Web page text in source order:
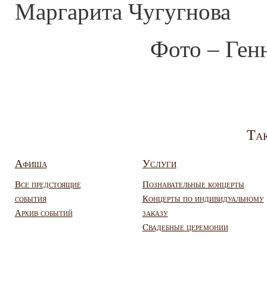
Фото –
Афиша
Все предстоящие
события
Архив событий
Услуги
Познавательные концерты
Концерты по индивидуальному
заказу
Свадебные церемонии